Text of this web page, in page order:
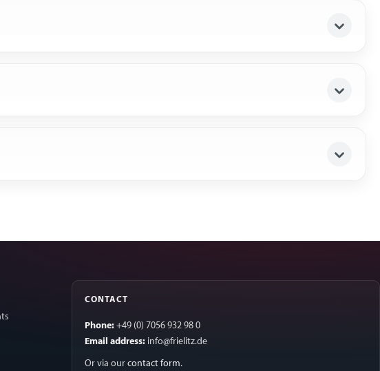
CONTACT
Phone: +49 (0) 7056 932 98 0
Email address: info@frielitz.de
Or via our contact form.